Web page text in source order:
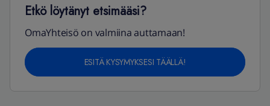
Etkö löytänyt etsimääsi?
OmaYhteisö on valmiina auttamaan!
ESITÄ KYSYMYKSESI TÄÄLLÄ!